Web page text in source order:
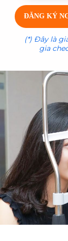
ĐĂNG KÝ
(*) Đây là
gia